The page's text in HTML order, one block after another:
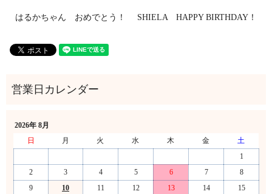
はるかちゃん おめでとう！ SHIELA HAPPY BIRTHDAY！
2026年 8月
日
月 火 水 木 金
土
1
2
3 4 5 6 7
8
9
10 11 12 13 14
15